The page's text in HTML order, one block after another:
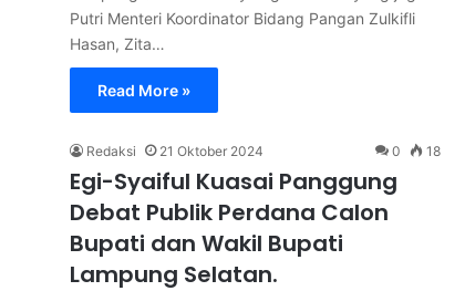
Putri Menteri Koordinator Bidang Pangan Zulkifli
Hasan, Zita…
Read More »
Redaksi 21 Oktober 2024 0 18
Egi-Syaiful Kuasai Panggung
Debat Publik Perdana Calon
Bupati dan Wakil Bupati
Lampung Selatan.